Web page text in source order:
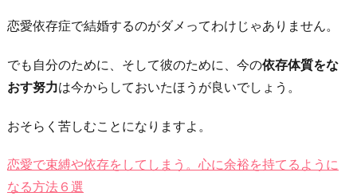
恋愛依存症で結婚するのがダメってわけじゃありません。
でも自分のために、そして彼のために、今の依存体質をな
おす努力は今からしておいたほうが良いでしょう。
おそらく苦しむことになりますよ。
恋愛で束縛や依存をしてしまう。心に余裕を持てるように
なる方法６選